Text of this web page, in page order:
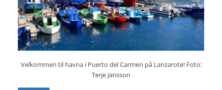
Velkommen til havna i Puerto del Carmen på Lanzarote! Foto:
Terje Jansson